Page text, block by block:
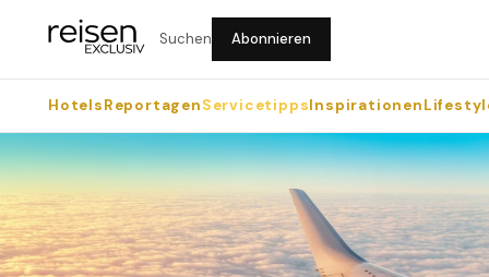
Suchen Abonnieren
HotelsReportagenServicetippsInspirationen